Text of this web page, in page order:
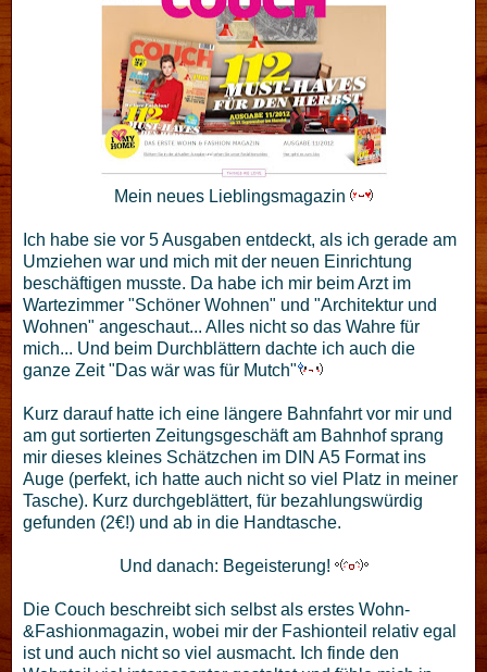
Mein neues Lieblingsmagazin
Ich habe sie vor 5 Ausgaben entdeckt, als ich gerade am
Umziehen war und mich mit der neuen Einrichtung
beschäftigen musste. Da habe ich mir beim Arzt im
Wartezimmer "Schöner Wohnen" und "Architektur und
Wohnen" angeschaut... Alles nicht so das Wahre für
mich... Und beim Durchblättern dachte ich auch die
ganze Zeit "Das wär was für Mutch"
Kurz darauf hatte ich eine längere Bahnfahrt vor mir und
am gut sortierten Zeitungsgeschäft am Bahnhof sprang
mir dieses kleines Schätzchen im DIN A5 Format ins
Auge (perfekt, ich hatte auch nicht so viel Platz in meiner
Tasche). Kurz durchgeblättert, für bezahlungswürdig
gefunden (2€!) und ab in die Handtasche.
Und danach: Begeisterung!
Die Couch beschreibt sich selbst als erstes Wohn-
&Fashionmagazin, wobei mir der Fashionteil relativ egal
ist und auch nicht so viel ausmacht. Ich finde den